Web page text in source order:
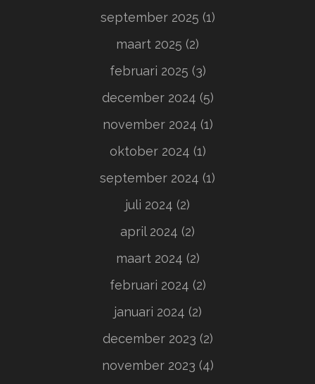
september 2025 (1)
maart 2025 (2)
februari 2025 (3)
december 2024 (5)
november 2024 (1)
oktober 2024 (1)
september 2024 (1)
juli 2024 (2)
april 2024 (2)
maart 2024 (2)
februari 2024 (2)
januari 2024 (2)
december 2023 (2)
november 2023 (4)